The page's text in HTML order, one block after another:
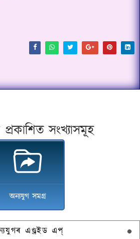
সংখ্যাসমূহ
অন্যযুগ সমগ্ৰ
এণ্ড্ৰইড এপ্